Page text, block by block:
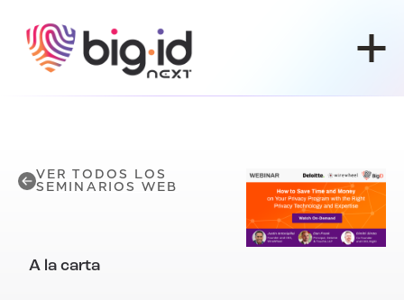
VER TODOS LOS
SEMINARIOS WEB
A la carta